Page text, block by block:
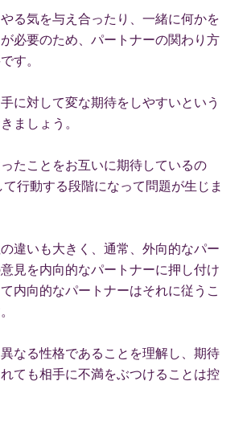
る気を与え合ったり、一緒に何かを
必要のため、パートナーの関わり方
す。
に対して変な期待をしやすいという
ましょう。
たことをお互いに期待しているの
行動する段階になって問題が生じま
違いも大きく、通常、外向的なパー
見を内向的なパートナーに押し付け
内向的なパートナーはそれに従うこ
なる性格であることを理解し、期待
ても相手に不満をぶつけることは控